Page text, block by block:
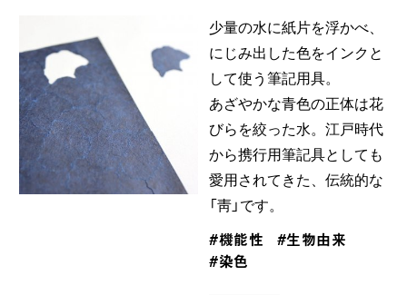
少量の水に紙片を浮かべ、
にじみ出した色をインクと
して使う筆記用具。
あざやかな青色の正体は花
びらを絞った水。江戸時代
から携行用筆記具としても
愛用されてきた、伝統的な
「靑」です。
#機能性
#生物由来
#染色